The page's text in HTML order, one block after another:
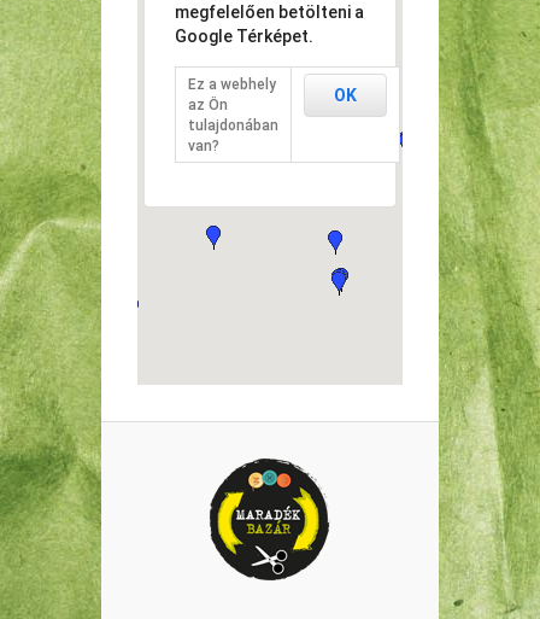
megfelelően betölteni a
Google Térképet.
Ez a webhely
az Ön
tulajdonában
van?
OK